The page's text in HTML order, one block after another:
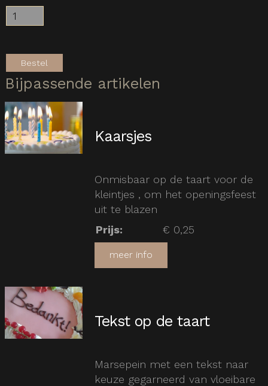
Bestel
Bijpassende artikelen
Kaarsjes
Onmisbaar op de taart voor de
kleintjes , om het openingsfeest
uit te blazen
Prijs: € 0,25
meer info
Tekst op de taart
Marsepein met een tekst naar
keuze gegarneerd van vloeibare